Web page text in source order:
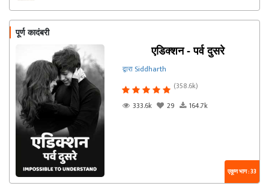
पूर्ण कादंबरी
एडिक्शन - पर्व दुसरे
द्वारा Siddharth
(358.6k)
333.6k
29 164.7k
एकूण भाग : 33